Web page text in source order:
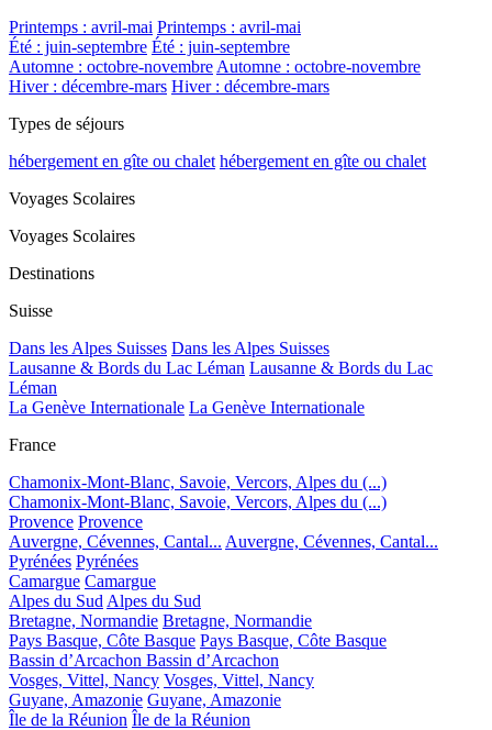
Printemps : avril-mai Printemps : avril-mai
Été : juin-septembre Été : juin-septembre
Automne : octobre-novembre Automne : octobre-novembre
Hiver : décembre-mars Hiver : décembre-mars
Types de séjours
hébergement en gîte ou chalet hébergement en gîte ou chalet
Voyages Scolaires
Voyages Scolaires
Destinations
Suisse
Dans les Alpes Suisses Dans les Alpes Suisses
Lausanne & Bords du Lac Léman Lausanne & Bords du Lac
Léman
La Genève Internationale La Genève Internationale
France
Chamonix-Mont-Blanc, Savoie, Vercors, Alpes du (...)
Chamonix-Mont-Blanc, Savoie, Vercors, Alpes du (...)
Provence Provence
Auvergne, Cévennes, Cantal... Auvergne, Cévennes, Cantal...
Pyrénées Pyrénées
Camargue Camargue
Alpes du Sud Alpes du Sud
Bretagne, Normandie Bretagne, Normandie
Pays Basque, Côte Basque Pays Basque, Côte Basque
Bassin d’Arcachon Bassin d’Arcachon
Vosges, Vittel, Nancy Vosges, Vittel, Nancy
Guyane, Amazonie Guyane, Amazonie
Île de la Réunion Île de la Réunion